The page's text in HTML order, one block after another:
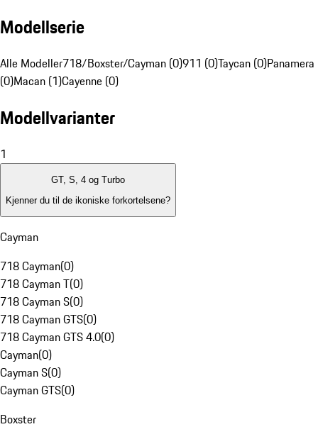
Modellserie
Alle Modeller718/Boxster/Cayman (0)911 (0)Taycan (0)Panamera
(0)Macan (1)Cayenne (0)
Modellvarianter
1
GT, S, 4 og Turbo
Kjenner du til de ikoniske forkortelsene?
Cayman
718 Cayman(0)
718 Cayman T(0)
718 Cayman S(0)
718 Cayman GTS(0)
718 Cayman GTS 4.0(0)
Cayman(0)
Cayman S(0)
Cayman GTS(0)
Boxster